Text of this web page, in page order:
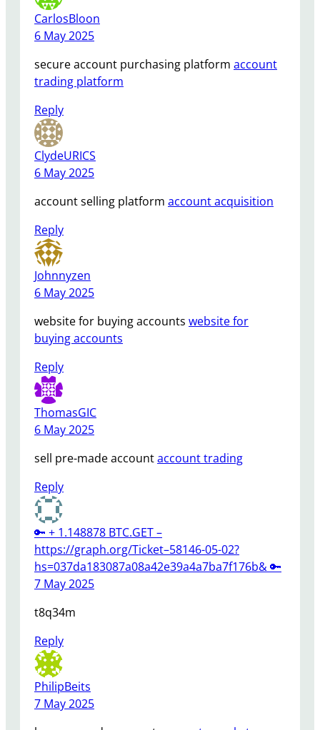
CarlosBloon
6 May 2025
secure account purchasing platform account
trading platform
Reply
ClydeURICS
6 May 2025
account selling platform account acquisition
Reply
Johnnyzen
6 May 2025
website for buying accounts website for
buying accounts
Reply
ThomasGIC
6 May 2025
sell pre-made accountaccount trading
Reply
🔑 + 1.148878 BTC.GET –
https://graph.org/Ticket–58146-05-02?
hs=037da183087a08a42e39a4a7ba7f176b& 🔑
7 May 2025
t8q34m
Reply
PhilipBeits
7 May 2025